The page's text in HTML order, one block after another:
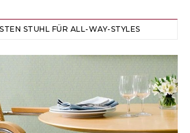
STUHL FÜR ALL-WAY-STYLES